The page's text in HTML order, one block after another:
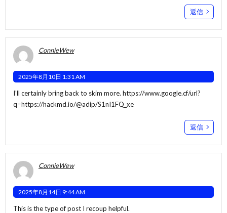
返信
ConnieWew
2025年8月10日 1:31 AM
I’ll certainly bring back to skim more. https://www.google.cf/url?
q=https://hackmd.io/@adip/S1nI1FQ_xe
返信
ConnieWew
2025年8月14日 9:44 AM
This is the type of post I recoup helpful.